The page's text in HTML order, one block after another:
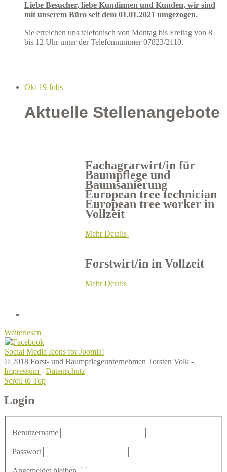
Liebe Besucher, liebe Kundinnen und Kunden, wir sind
mit unserem Büro seit dem 01.01.2021 umgezogen.
Sie erreichen uns telefonisch von Montag bis Freitag von 8
bis 12 Uhr unter der Telefonnummer 07823/2110.
Okt 19 Jobs
Aktuelle Stellenangebote
Fachagrarwirt/in für
Baumpflege und
Baumsanierung
European tree technician
European tree worker in
Vollzeit
Mehr Details
Forstwirt/in in Vollzeit
Mehr Details
Weiterlesen
Social Media Icons for Joomla!
© 2018 Forst- und Baumpflegeunternehmen Torsten Volk -
Impressum - Datenschutz
Scroll to Top
Login
Benutzername
Passwort